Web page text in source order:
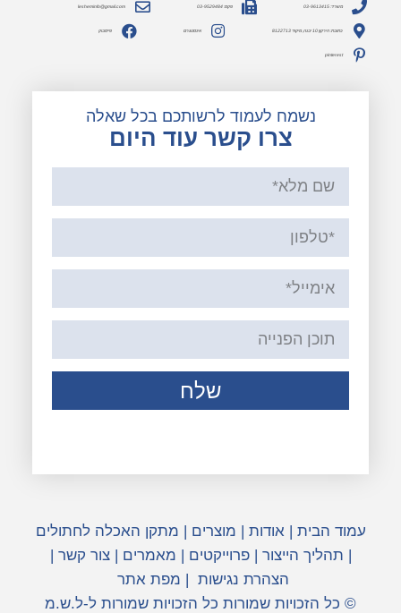
משרד: 03-9613415 פקס: 03-9529484 lesheminfo@gmail.com
כתובת: הירקון 10 יבנה, מיקוד 8122713 אינסטגרם פייסבוק
pinterest
נשמח לעמוד לרשותכם בכל שאלה
צרו קשר עוד היום
שלח
עמוד הבית | אודות | מוצרים | מתקן האכלה לחתולים
| תהליך הייצור |פרוייקטים | מאמרים |צור קשר |
הצהרת נגישות | מפת אתר
© כל הזכויות שמורות כל הזכויות שמורות ל-ל.ש.מ